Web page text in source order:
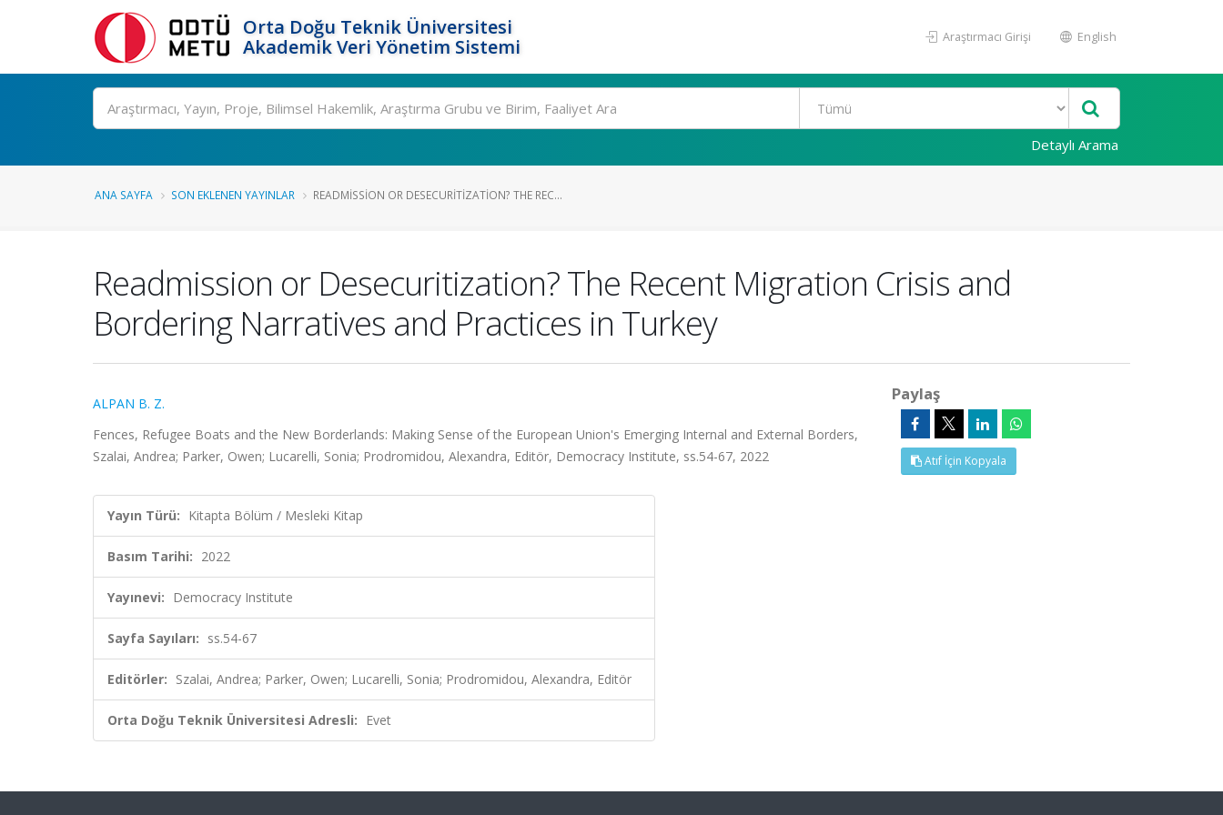
Orta Doğu Teknik Üniversitesi
Akademik Veri Yönetim Sistemi
Araştırmacı Girişi English
Ara
Detaylı Arama
ANA SAYFA SON EKLENEN YAYINLAR READMISSION OR DESECURITIZATION? THE REC...
Readmission or Desecuritization? The Recent Migration Crisis and
Bordering Narratives and Practices in Turkey
ALPAN B. Z.
Fences, Refugee Boats and the New Borderlands: Making Sense of the European Union's Emerging Internal and External Borders,
Szalai, Andrea; Parker, Owen; Lucarelli, Sonia; Prodromidou, Alexandra, Editör, Democracy Institute, ss.54-67, 2022
Yayın Türü: Kitapta Bölüm / Mesleki Kitap
Basım Tarihi: 2022
Yayınevi: Democracy Institute
Sayfa Sayıları: ss.54-67
Editörler: Szalai, Andrea; Parker, Owen; Lucarelli, Sonia; Prodromidou, Alexandra, Editör
Orta Doğu Teknik Üniversitesi Adresli: Evet
Paylaş
Atıf İçin Kopyala